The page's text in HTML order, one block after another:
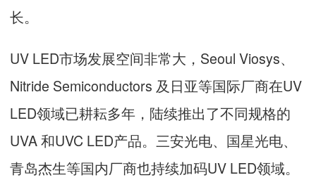
长。
UV LED市场发展空间非常大，Seoul Viosys、
Nitride Semiconductors 及日亚等国际厂商在UV
LED领域已耕耘多年，陆续推出了不同规格的
UVA 和UVC LED产品。三安光电、国星光电、
青岛杰生等国内厂商也持续加码UV LED领域。